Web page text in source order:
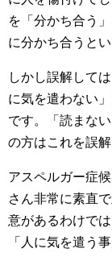
を「分かち合う
に分かち合うと
しかし誤解して
に気を遣わない
です。「読まな
の方はこれを誤
アスペルガー症
さん非常に素直
意があるわけで
「人に気を遣う